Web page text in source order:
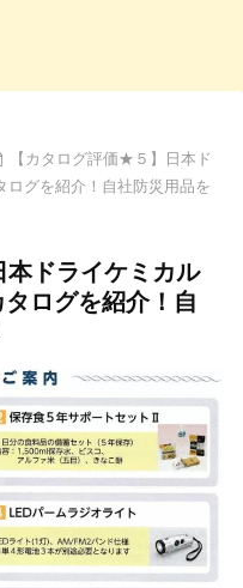
【カタログ評価★５】日本ド
ログを紹介！自社防災用品を
本ドライケミカル
ログを紹介！自